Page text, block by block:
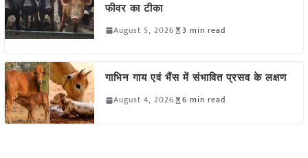
फीवर का टीका
August 5, 2026 3 min read
गाभिन गाय एवं भैंस में संभावित प्रसव के लक्षण
August 4, 2026 6 min read